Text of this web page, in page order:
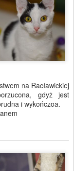
na Racławickiej
gdyż jest
i wykończoa.